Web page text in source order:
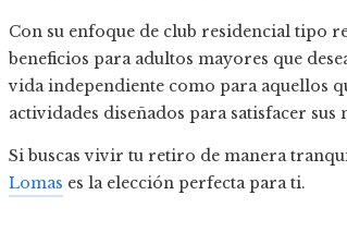
Con su enfoque de club residencial tipo
beneficios para adultos mayores que
vida independiente como para aquellos
actividades diseñados para satisfacer sus
Si buscas vivir tu retiro de manera
Lomas es la elección perfecta para ti.